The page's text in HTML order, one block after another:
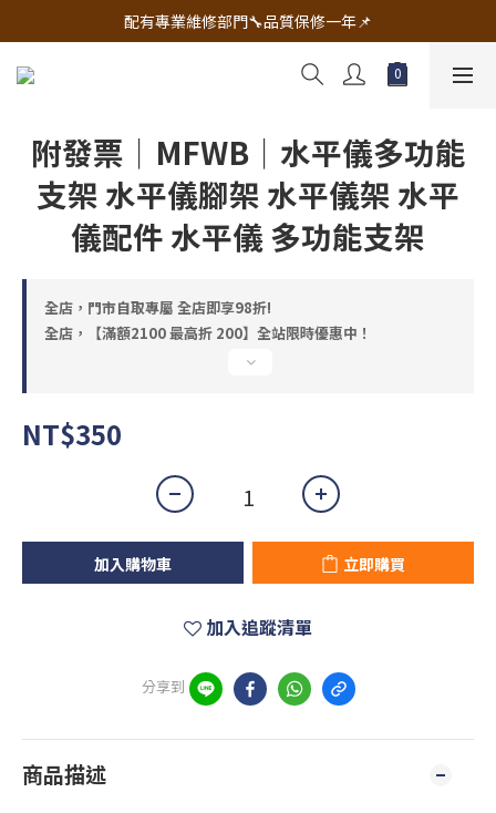
🔧電動工具&五金唯一首選 宇慶五金網拍🔧
配有專業維修部門🔧品質保修一年📌
🔧電動工具&五金唯一首選 宇慶五金網拍🔧
附發票｜MFWB｜水平儀多功能
支架 水平儀腳架 水平儀架 水平
儀配件 水平儀 多功能支架
全店，門市自取專屬 全店即享98折!
全店，【滿額2100 最高折 200】全站限時優惠中！
NT$350
加入購物車 立即購買
加入追蹤清單
分享到
商品描述